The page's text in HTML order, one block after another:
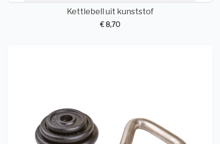
Kettlebell uit kunststof
€ 8,70